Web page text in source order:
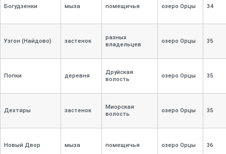
Богудзенки мыза помещичья озеро Орцы 34
Узгон (Найдово) застенок
разных
владельцев
озеро Орцы 35
Попки деревня
Друйская
волость
озеро Орцы 35
Дехтяры застенок
Миорская
волость
озеро Орцы 35
Новый Двор мыза помещичья озеро Орцы 36